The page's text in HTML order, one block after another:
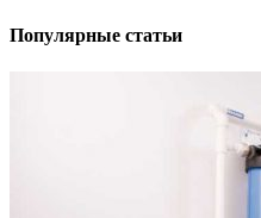
Популярные статьи